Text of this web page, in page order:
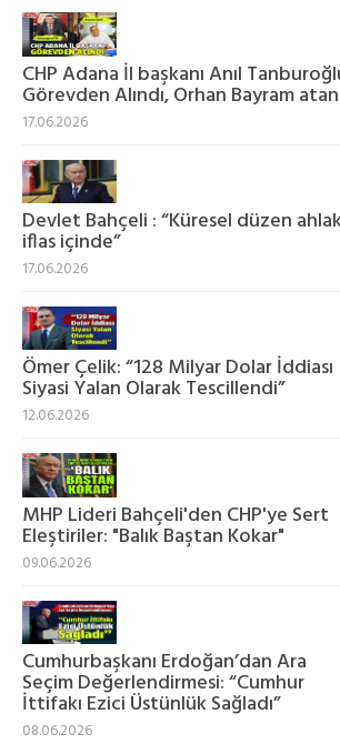
CHP Adana İl başkanı Anıl
Görevden Alındı, Orhan Bayram
17.06.2026
Devlet Bahçeli : “Küresel düzen
iflas içinde”
17.06.2026
Ömer Çelik: “128 Milyar Dolar İddiası
Siyasi Yalan Olarak Tescillendi”
12.06.2026
MHP Lideri Bahçeli'den CHP'ye Sert
Eleştiriler: "Balık Baştan Kokar"
09.06.2026
Cumhurbaşkanı Erdoğan’dan Ara
Seçim Değerlendirmesi: “Cumhur
İttifakı Ezici Üstünlük Sağladı”
08.06.2026